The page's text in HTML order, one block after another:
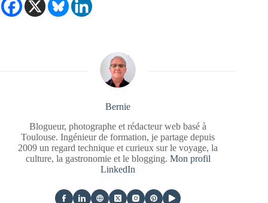
Bernie
Blogueur, photographe et rédacteur web basé à
Toulouse. Ingénieur de formation, je partage depuis
2009 un regard technique et curieux sur le voyage, la
culture, la gastronomie et le blogging. Mon profil
LinkedIn